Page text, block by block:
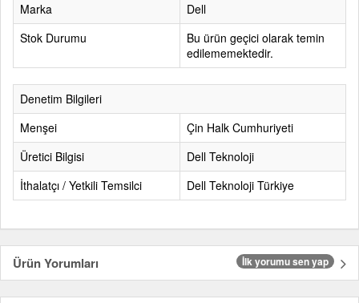
Marka
Dell
Stok Durumu
Bu ürün geçici olarak temin
edilememektedir.
Denetim Bilgileri
Menşei
Çin Halk Cumhuriyeti
Üretici Bilgisi
Dell Teknoloji
İthalatçı / Yetkili Temsilci
Dell Teknoloji Türkiye
Ürün Yorumları İlk yorumu sen yap